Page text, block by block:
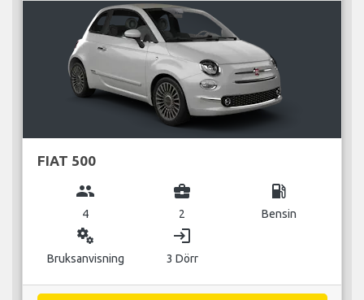
FIAT 500
group
4
business_center
2
local_gas_station
Bensin
miscellaneous_services
Bruksanvisning
login
3 Dörr